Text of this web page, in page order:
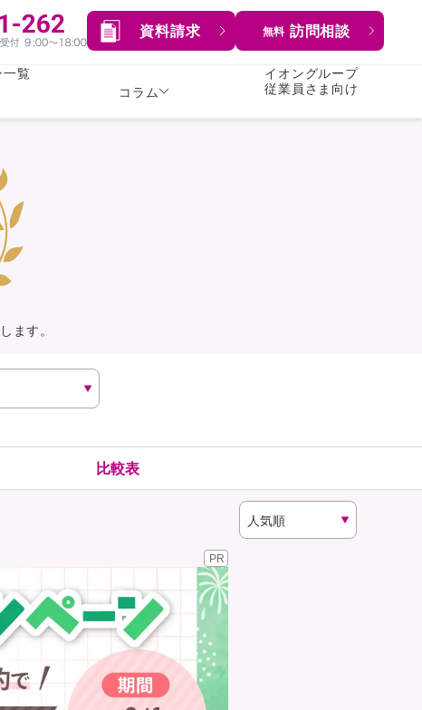
資料請求 無料 訪問相談
険
険
方向け
険
症保険
一覧
コラム
イオングループ
従業員さま向け
ます。
比較表
PR